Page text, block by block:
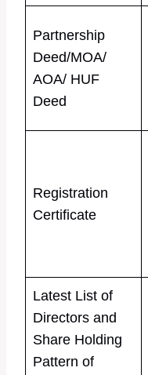
Partnership
Deed/MOA/
AOA/ HUF
Deed
Registration
Certificate
Latest List of
Directors and
Share Holding
Pattern of